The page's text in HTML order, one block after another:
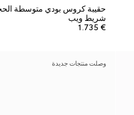
شريط ويب
€ 1.735
وصلت منتجات جديدة